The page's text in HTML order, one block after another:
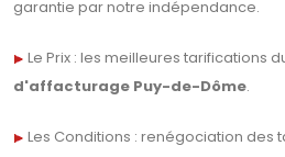
garantie par notre indépendance.
Le Prix : les meilleures tarifications
d'affacturage Puy-de-Dôme.
Les Conditions : renégociation des